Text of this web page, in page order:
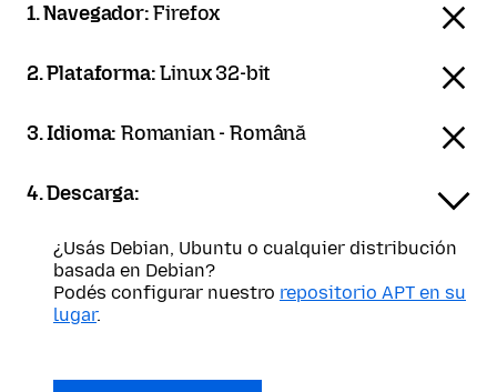
1. Navegador:Firefox
2. Plataforma:Linux 32-bit
3. Idioma:Romanian - Română
4. Descarga:
¿Usás Debian, Ubuntu o cualquier distribución
basada en Debian?
Podés configurar nuestro repositorio APT en su
lugar.